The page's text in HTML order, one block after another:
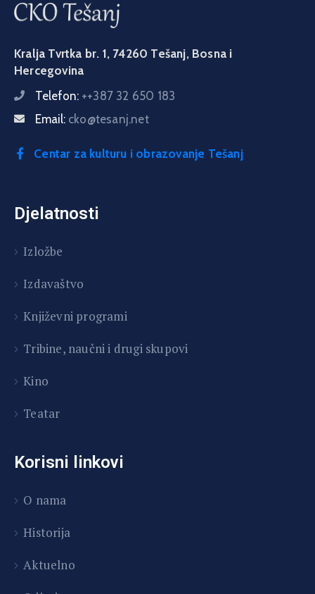
Kralja Tvrtka br. 1, 74260 Tešanj, Bosna i
Hercegovina
Telefon: ++387 32 650 183
Email: cko@tesanj.net
Centar za kulturu i obrazovanje Tešanj
Djelatnosti
Izložbe
Izdavaštvo
Književni programi
Tribine, naučni i drugi skupovi
Kino
Teatar
Korisni linkovi
O nama
Historija
Aktuelno